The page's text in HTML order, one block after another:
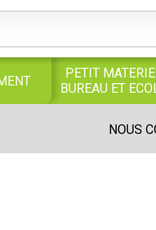
PETIT
BUREAU ET
MANUELS
NOUS